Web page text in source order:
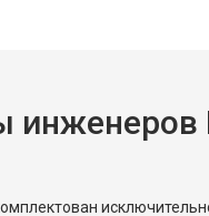
инженеров